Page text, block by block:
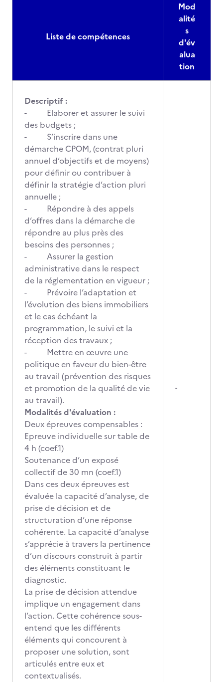
Liste de compétences
Mod
alité
s
d'év
alua
tion
Descriptif :
- Elaborer et assurer le suivi
des budgets ;
- S’inscrire dans une
démarche CPOM, (contrat pluri
annuel d’objectifs et de moyens)
pour définir ou contribuer à
définir la stratégie d’action pluri
annuelle ;
- Répondre à des appels
d’offres dans la démarche de
répondre au plus près des
besoins des personnes ;
- Assurer la gestion
administrative dans le respect
de la réglementation en vigueur ;
- Prévoire l’adaptation et
l’évolution des biens immobiliers
et le cas échéant la
programmation, le suivi et la
réception des travaux ;
- Mettre en œuvre une
politique en faveur du bien-être
au travail (prévention des risques
et promotion de la qualité de vie
au travail).
Modalités d'évaluation :
Deux épreuves compensables :
Epreuve individuelle sur table de
4 h (coef.1)
Soutenance d’un exposé
collectif de 30 mn (coef.1)
Dans ces deux épreuves est
évaluée la capacité d’analyse, de
prise de décision et de
structuration d’une réponse
cohérente. La capacité d’analyse
s’apprécie à travers la pertinence
d’un discours construit à partir
des éléments constituant le
diagnostic.
La prise de décision attendue
implique un engagement dans
l’action. Cette cohérence sous-
entend que les différents
éléments qui concourent à
proposer une solution, sont
articulés entre eux et
contextualisés.
-